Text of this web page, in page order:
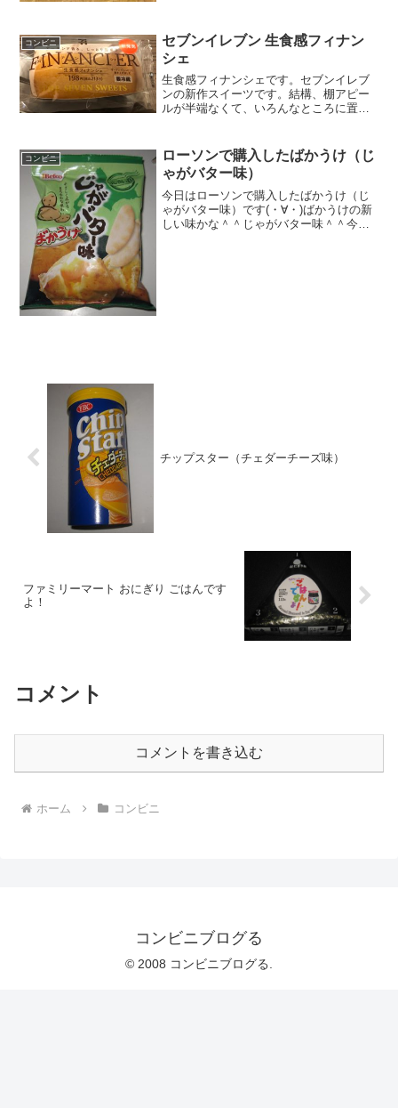
コンビニ
セブンイレブン 生食感フィナン
シェ
生食感フィナンシェです。セブンイレブ
ンの新作スイーツです。結構、棚アピー
ルが半端なくて、いろんなところに置い
生食感フィナンシェフィナンシェのちょ
っと高級バージョン？。糖...
コンビニ
ローソンで購入したばかうけ（じ
ゃがバター味）
今日はローソンで購入したばかうけ（じ
ゃがバター味）です(・∀・)ばかうけの新
しい味かな＾＾じゃがバター味＾＾今日
チップスター（チェダーチーズ味）
ファミリーマート おにぎり ごはんです
よ！
コメント
コメントを書き込む
ホーム コンビニ
コンビニブログる
© 2008 コンビニブログる.